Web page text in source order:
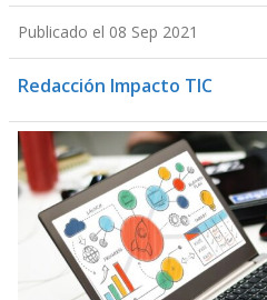
Publicado el 08 Sep 2021
Redacción Impacto TIC